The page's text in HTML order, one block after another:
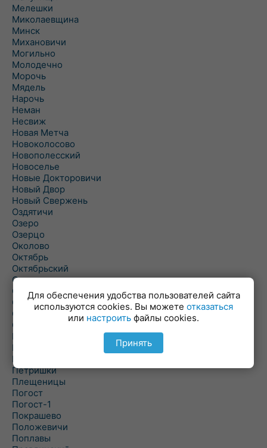
Мелешки
Миколаевщина
Минск
Михановичи
Могильно
Молодечно
Морочь
Мядель
Нарочь
Неман
Несвиж
Новая Метча
Новоколосово
Новополесский
Новоселье
Новые Докторовичи
Новый Двор
Новый Свержень
Оздятичи
Озеро
Озерцо
Околово
Октябрь
Октябрьский
Олехновичи
Омговичи
Оношки
Осовец
Острошицкий Городок
Пасека
Пастовичи
Першаи
Петришки
Плещеницы
Погост
Погост-1
Покрашево
Положевичи
Поплавы
Для обеспечения удобства пользователей сайта
используются cookies. Вы можете отказаться
или настроить файлы cookies.
Принять